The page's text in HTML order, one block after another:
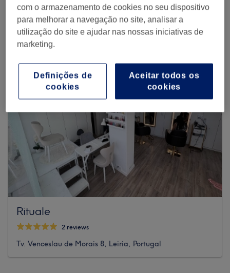
Procurar Treatwell
Rituale
2 reviews
Tv. Venceslau de Morais 8, Leiria, Portugal
com o armazenamento de cookies no seu dispositivo
para melhorar a navegação no site, analisar a
utilização do site e ajudar nas nossas iniciativas de
marketing.
Aceitar todos os
cookies
Definições de
cookies